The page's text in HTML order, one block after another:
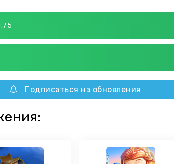
Подписаться на обновления